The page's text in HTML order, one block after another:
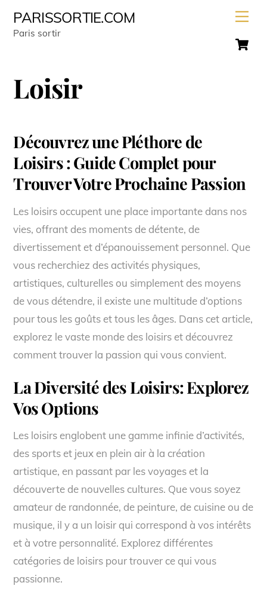
PARISSORTIE.COM
Paris sortir
Loisir
Découvrez une Pléthore de
Loisirs : Guide Complet pour
Trouver Votre Prochaine Passion
Les loisirs occupent une place importante dans nos
vies, offrant des moments de détente, de
divertissement et d’épanouissement personnel. Que
vous recherchiez des activités physiques,
artistiques, culturelles ou simplement des moyens
de vous détendre, il existe une multitude d’options
pour tous les goûts et tous les âges. Dans cet article,
explorez le vaste monde des loisirs et découvrez
comment trouver la passion qui vous convient.
La Diversité des Loisirs: Explorez
Vos Options
Les loisirs englobent une gamme infinie d’activités,
des sports et jeux en plein air à la création
artistique, en passant par les voyages et la
découverte de nouvelles cultures. Que vous soyez
amateur de randonnée, de peinture, de cuisine ou de
musique, il y a un loisir qui correspond à vos intérêts
et à votre personnalité. Explorez différentes
catégories de loisirs pour trouver ce qui vous
passionne.